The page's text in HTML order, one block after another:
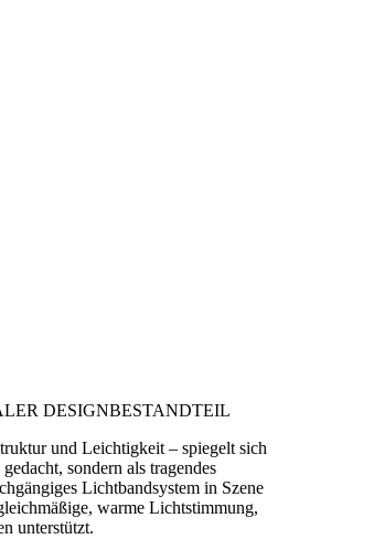
DESIGNBESTANDTEIL
und Leichtigkeit – spiegelt sich
sondern als tragendes
Lichtbandsystem in Szene
warme Lichtstimmung,
unterstützt.